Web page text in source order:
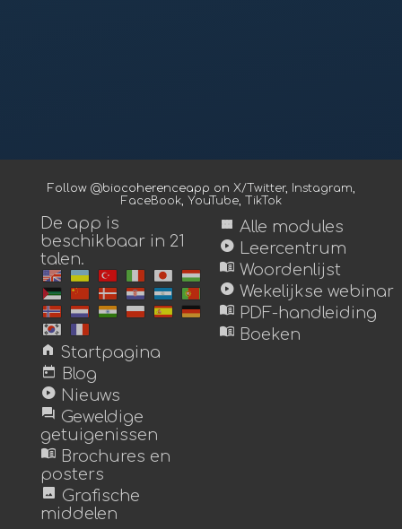
Follow @biocoherenceapp on X/Twitter, Instagram,
FaceBook, YouTube, TikTok
De app is
beschikbaar in 21
talen.
home Startpagina
today Blog
play_circle Nieuws
forum Geweldige
getuigenissen
menu_book Brochures en
posters
image Grafische
middelen
view_module Alle modules
play_circle Leercentrum
menu_book Woordenlijst
play_circle Wekelijkse webinar
menu_book PDF-handleiding
menu_book Boeken